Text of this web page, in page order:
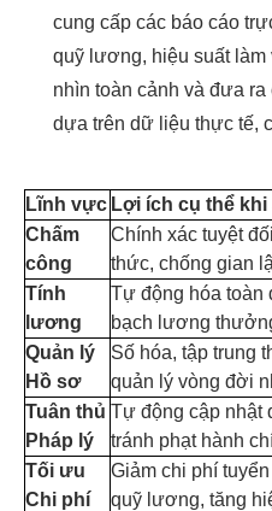
cung cấp các báo cáo
quỹ lương, hiệu suất làm
nhìn toàn cảnh và đưa
dựa trên dữ liệu thực tế,
Lĩnh vực Lợi ích cụ thể
Chấm
công
Chính xác tuyệt
thức, chống gian
Tính
lương
Tự động hóa toàn
bạch lương
Quản lý
Hồ sơ
Số hóa, tập trung
quản lý vòng đời
Tuân thủ
Pháp lý
Tự động cập nhật
tránh phạt hành
Tối ưu
Chi phí
Giảm chi phí
quỹ lương, tăng